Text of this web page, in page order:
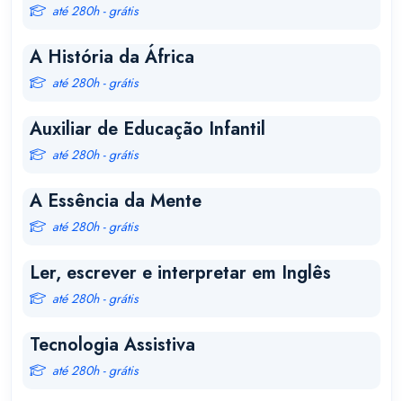
até 280h - grátis
A História da África
até 280h - grátis
Auxiliar de Educação Infantil
até 280h - grátis
A Essência da Mente
até 280h - grátis
Ler, escrever e interpretar em Inglês
até 280h - grátis
Tecnologia Assistiva
até 280h - grátis